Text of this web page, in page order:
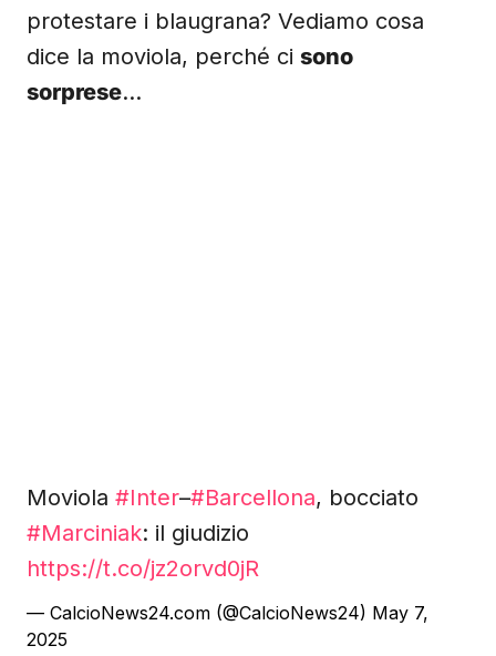
protestare i blaugrana? Vediamo cosa
dice la moviola, perché ci sono
sorprese…
Moviola #Inter–#Barcellona, bocciato
#Marciniak: il giudizio
https://t.co/jz2orvd0jR
— CalcioNews24.com (@CalcioNews24) May 7,
2025